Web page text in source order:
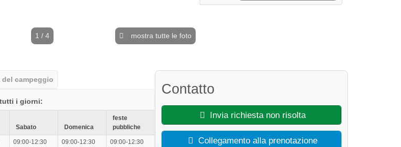
1 / 4 mostra tutte le foto
campeggio
i giorni:
Sabato Domenica
feste
pubbliche
09:00-12:30
09:00-12:30
09:00-12:30
Contatto
Invia richiesta non risolta
Collegamento alla prenotazione